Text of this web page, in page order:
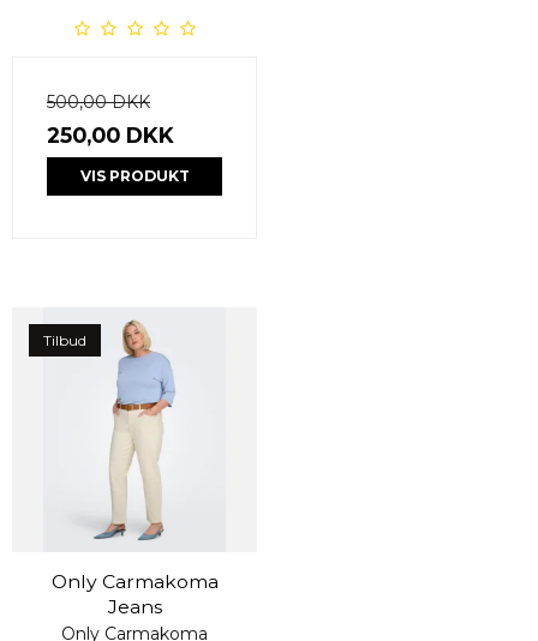
500,00 DKK
250,00 DKK
VIS PRODUKT
Tilbud
Only Carmakoma
Jeans
Only Carmakoma